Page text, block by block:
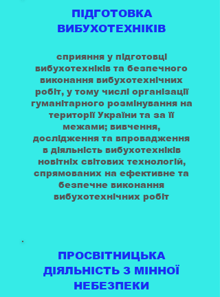
ПІДГОТОВКА
ВИБУХОТЕХНІКІВ
сприяння у підготовці
вибухотехніків та безпечного
виконання вибухотехнічних
робіт, у тому числі організації
гуманітарного розмінування на
території України та за її
межами; вивчення,
дослідження та впровадження
в діяльність вибухотехніків
новітніх світових технологій,
спрямованих на ефективне та
безпечне виконання
вибухотехнічних робіт
ПРОСВІТНИЦЬКА
ДІЯЛЬНІСТЬ З МІННОЇ
НЕБЕЗПЕКИ